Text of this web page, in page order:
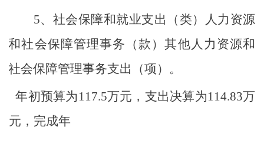
5、 社会保障和就业支出（类）人力资源
和社会保障管理事务（款）其他人力资源和
社会保障管理事务支出（项）。
年初预算为 117.5万元，支出决算为114.83万
元，完成年